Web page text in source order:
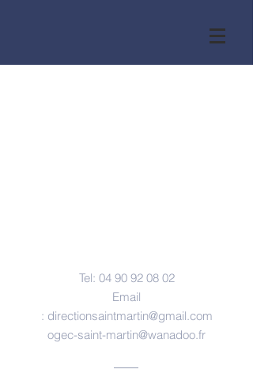
Tel: 04 90 92 08 02
Email
: directionsaintmartin@gmail.com
ogec-saint-martin@wanadoo.fr